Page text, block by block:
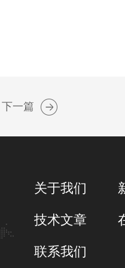
下一篇
关于我们
技术文章
联系我们